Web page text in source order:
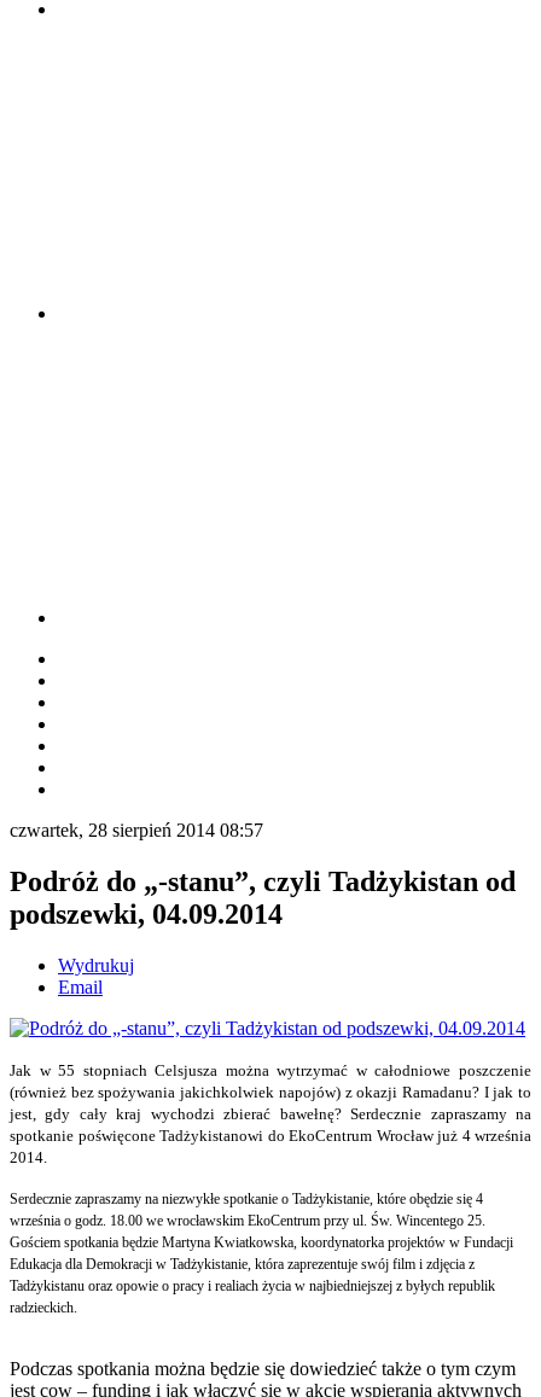
czwartek, 28 sierpień 2014 08:57
Podróż do „-stanu”, czyli Tadżykistan od
podszewki, 04.09.2014
Wydrukuj
Email
Jak w 55 stopniach Celsjusza można wytrzymać w całodniowe poszczenie
(również bez spożywania jakichkolwiek napojów) z okazji Ramadanu? I jak to
jest, gdy cały kraj wychodzi zbierać bawełnę? Serdecznie zapraszamy na
spotkanie poświęcone Tadżykistanowi do EkoCentrum Wrocław już 4 września
2014.
Serdecznie zapraszamy na niezwykłe spotkanie o Tadżykistanie, które obędzie się 4
września o godz. 18.00 we wrocławskim EkoCentrum przy ul. Św. Wincentego 25.
Gościem spotkania będzie Martyna Kwiatkowska, koordynatorka projektów w Fundacji
Edukacja dla Demokracji w Tadżykistanie, która zaprezentuje swój film i zdjęcia z
Tadżykistanu oraz opowie o pracy i realiach życia w najbiedniejszej z byłych republik
radzieckich.
Podczas spotkania można będzie się dowiedzieć także o tym czym
jest cow – funding i jak włączyć się w akcję wspierania aktywnych